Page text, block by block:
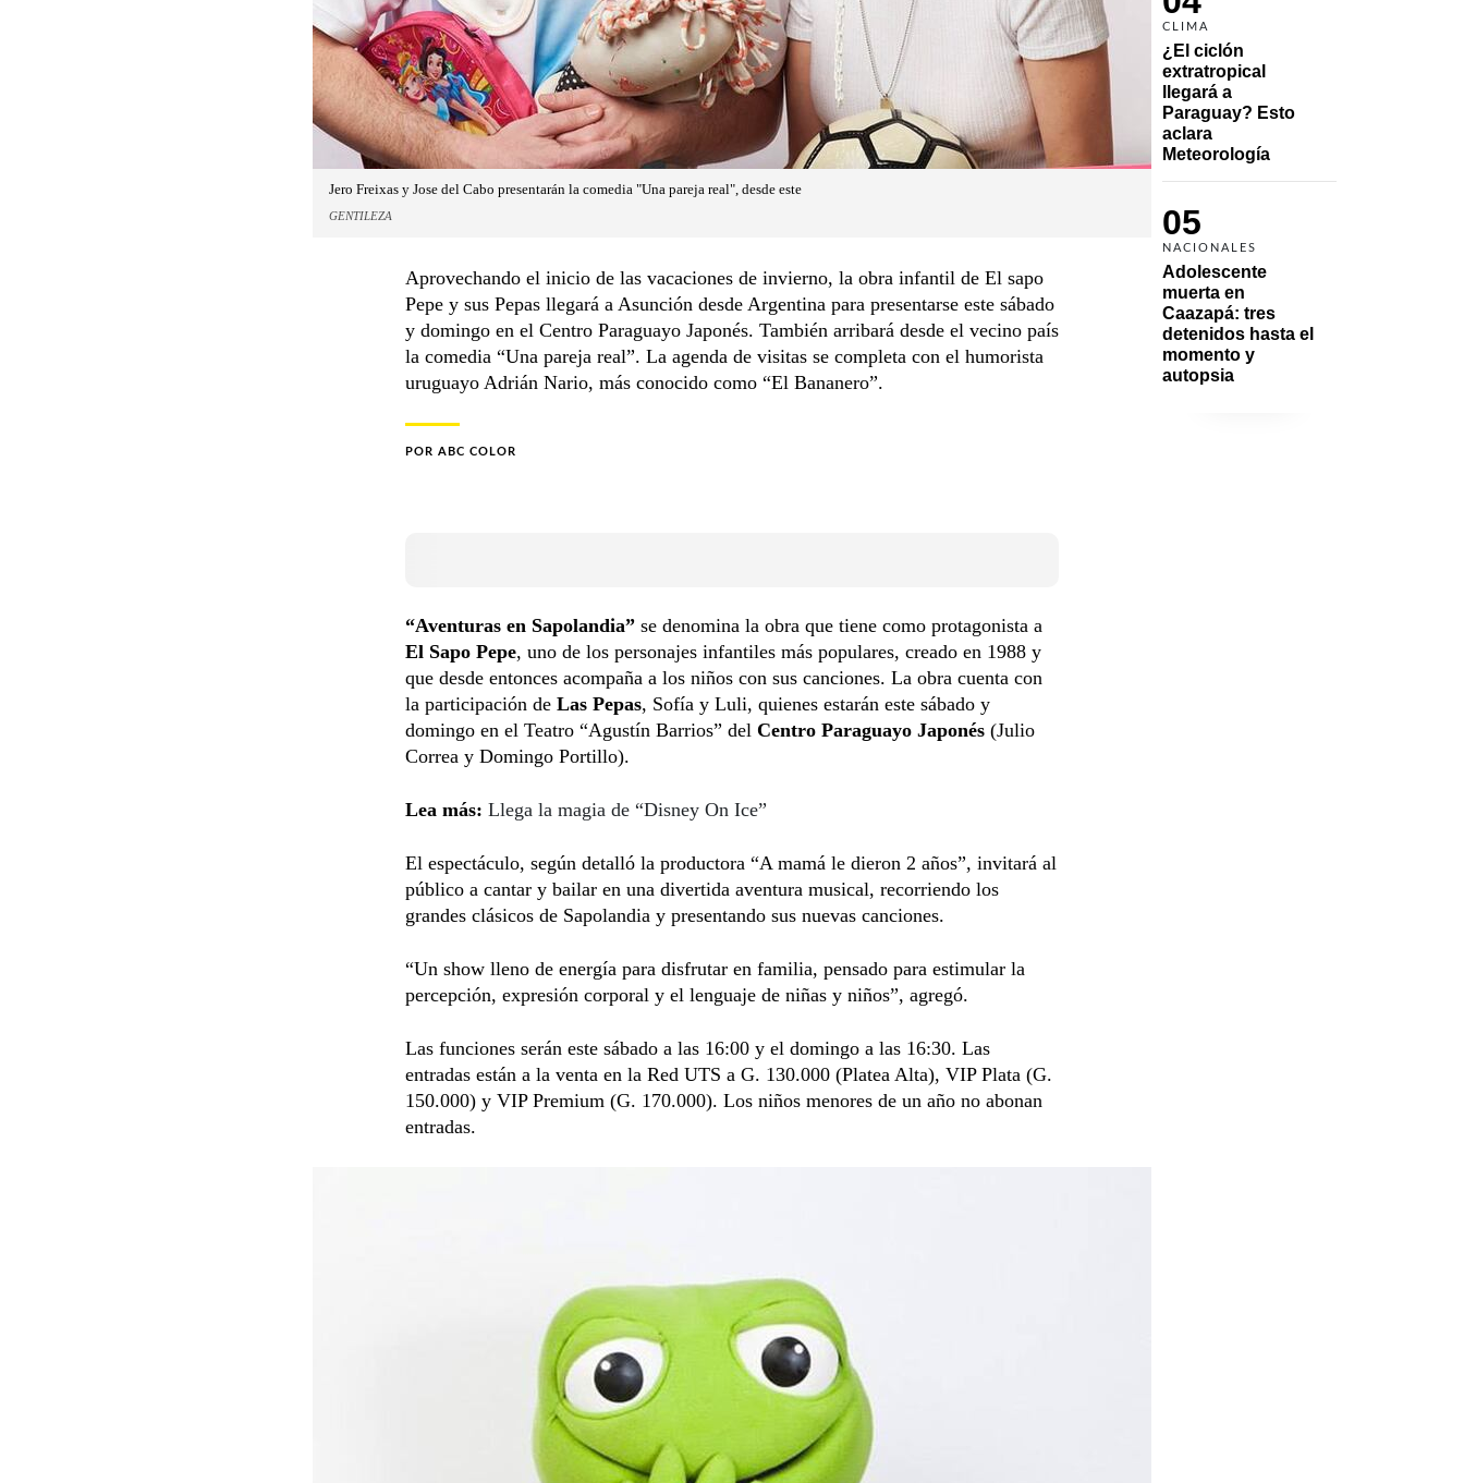
CLIMA
¿El ciclón
extratropical
llegará a
Paraguay? Esto
aclara
Meteorología
05
NACIONALES
Adolescente
muerta en
Caazapá: tres
detenidos hasta el
momento y
autopsia
Jero Freixas y Jose del Cabo presentarán la comedia "Una pareja real", desde este
GENTILEZA
Aprovechando el inicio de las vacaciones de invierno, la obra infantil de El sapo
Pepe y sus Pepas llegará a Asunción desde Argentina para presentarse este sábado
y domingo en el Centro Paraguayo Japonés. También arribará desde el vecino país
la comedia “Una pareja real”. La agenda de visitas se completa con el humorista
uruguayo Adrián Nario, más conocido como “El Bananero”.
POR ABC COLOR
“Aventuras en Sapolandia” se denomina la obra que tiene como protagonista a
El Sapo Pepe, uno de los personajes infantiles más populares, creado en 1988 y
que desde entonces acompaña a los niños con sus canciones. La obra cuenta con
la participación de Las Pepas, Sofía y Luli, quienes estarán este sábado y
domingo en el Teatro “Agustín Barrios” del Centro Paraguayo Japonés (Julio
Correa y Domingo Portillo).
Lea más: Llega la magia de “Disney On Ice”
El espectáculo, según detalló la productora “A mamá le dieron 2 años”, invitará al
público a cantar y bailar en una divertida aventura musical, recorriendo los
grandes clásicos de Sapolandia y presentando sus nuevas canciones.
“Un show lleno de energía para disfrutar en familia, pensado para estimular la
percepción, expresión corporal y el lenguaje de niñas y niños”, agregó.
Las funciones serán este sábado a las 16:00 y el domingo a las 16:30. Las
entradas están a la venta en la Red UTS a G. 130.000 (Platea Alta), VIP Plata (G.
150.000) y VIP Premium (G. 170.000). Los niños menores de un año no abonan
entradas.